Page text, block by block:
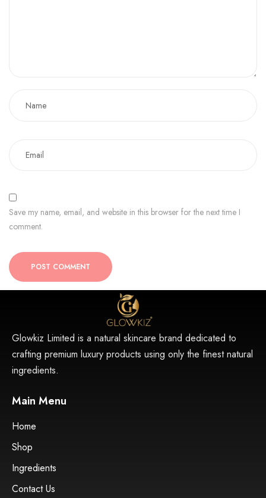
Save my name, email, and website in this browser for the next time I
comment.
POST COMMENT
Glowkiz Limited is a natural skincare brand dedicated to
crafting premium luxury products using only the finest natural
ingredients.
Main Menu
Home
Shop
Ingredients
Contact Us